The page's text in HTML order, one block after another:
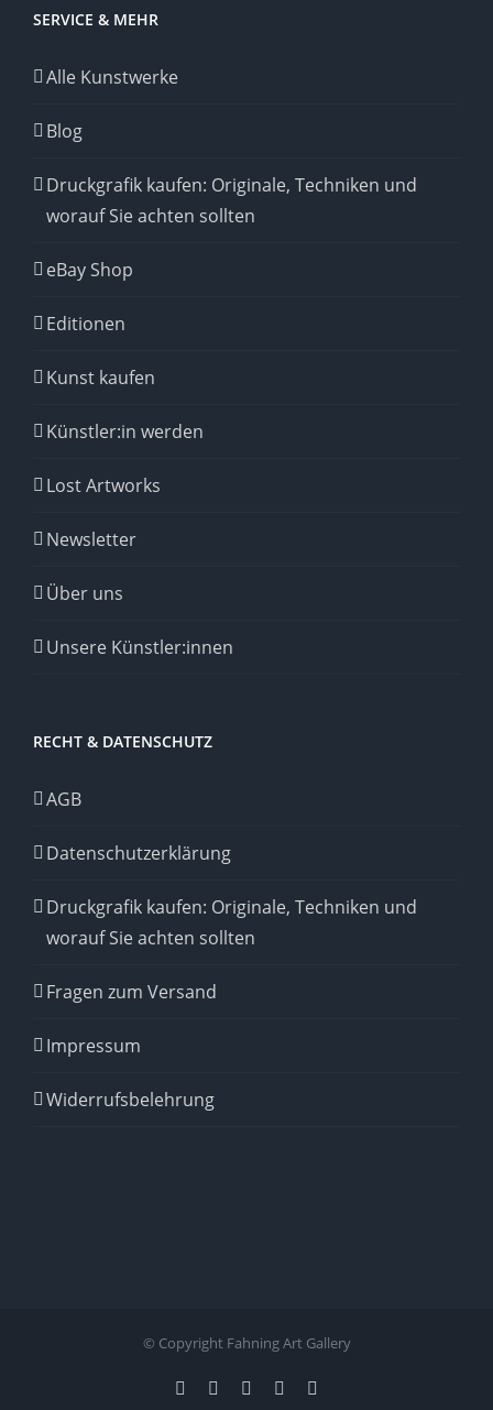
SERVICE & MEHR
Alle Kunstwerke
Blog
Druckgrafik kaufen: Originale, Techniken und
worauf Sie achten sollten
eBay Shop
Editionen
Kunst kaufen
Künstler:in werden
Lost Artworks
Newsletter
Über uns
Unsere Künstler:innen
RECHT & DATENSCHUTZ
AGB
Datenschutzerklärung
Druckgrafik kaufen: Originale, Techniken und
worauf Sie achten sollten
Fragen zum Versand
Impressum
Widerrufsbelehrung
© Copyright Fahning Art Gallery
InstagramPinterestFacebookYouTube